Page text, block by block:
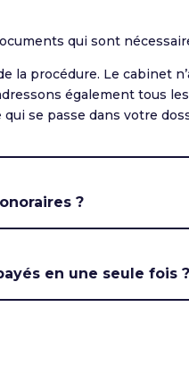
qui sont
la procédure. Le cabinet
également tous
se passe dans votre
?
en une seule fois ?